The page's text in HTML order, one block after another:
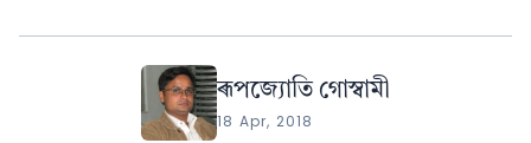
ৰূপজ্যোতি গোস্বামী
18 Apr, 2018